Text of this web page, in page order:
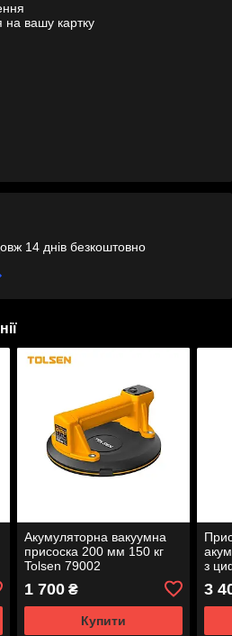
на вашу картку
14 днів безкоштовно
Акумуляторна вакуумна
присоска 200 мм 150 кг
Tolsen 79002
1 700₴
Купити
з
3